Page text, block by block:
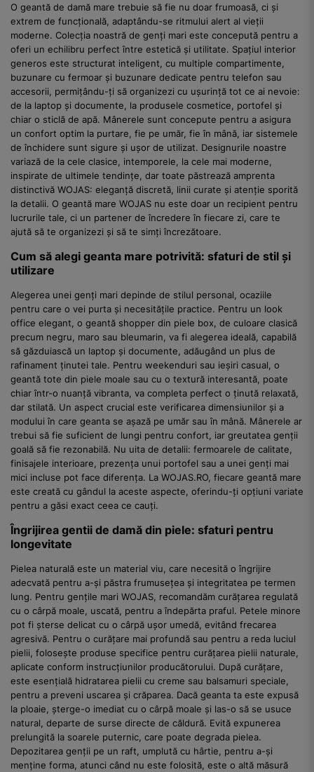
O geantă de damă mare trebuie să fie nu doar frumoasă, ci și
extrem de funcțională, adaptându-se ritmului alert al vieții
moderne. Colecția noastră de genți mari este concepută pentru a
oferi un echilibru perfect între estetică și utilitate. Spațiul interior
generos este structurat inteligent, cu multiple compartimente,
buzunare cu fermoar și buzunare dedicate pentru telefon sau
accesorii, permițându-ți să organizezi cu ușurință tot ce ai nevoie:
de la laptop și documente, la produsele cosmetice, portofel și
chiar o sticlă de apă. Mânerele sunt concepute pentru a asigura
un confort optim la purtare, fie pe umăr, fie în mână, iar sistemele
de închidere sunt sigure și ușor de utilizat. Designurile noastre
variază de la cele clasice, intemporele, la cele mai moderne,
inspirate de ultimele tendințe, dar toate păstrează amprenta
distinctivă WOJAS: eleganță discretă, linii curate și atenție sporită
la detalii. O geantă mare WOJAS nu este doar un recipient pentru
lucrurile tale, ci un partener de încredere în fiecare zi, care te
ajută să te organizezi și să te simți încrezătoare.
Cum să alegi geanta mare potrivită: sfaturi de stil și
utilizare
Alegerea unei genți mari depinde de stilul personal, ocaziile
pentru care o vei purta și necesitățile practice. Pentru un look
office elegant, o geantă shopper din piele box, de culoare clasică
precum negru, maro sau bleumarin, va fi alegerea ideală, capabilă
să găzduiască un laptop și documente, adăugând un plus de
rafinament ținutei tale. Pentru weekenduri sau ieșiri casual, o
geantă tote din piele moale sau cu o textură interesantă, poate
chiar într-o nuanță vibranta, va completa perfect o ținută relaxată,
dar stilată. Un aspect crucial este verificarea dimensiunilor și a
modului în care geanta se așază pe umăr sau în mână. Mânerele ar
trebui să fie suficient de lungi pentru confort, iar greutatea genții
goală să fie rezonabilă. Nu uita de detalii: fermoarele de calitate,
finisajele interioare, prezența unui portofel sau a unei genți mai
mici incluse pot face diferența. La WOJAS.RO, fiecare geantă mare
este creată cu gândul la aceste aspecte, oferindu-ți opțiuni variate
pentru a găsi exact ceea ce cauți.
Îngrijirea gentii de damă din piele: sfaturi pentru
longevitate
Pielea naturală este un material viu, care necesită o îngrijire
adecvată pentru a-și păstra frumusețea și integritatea pe termen
lung. Pentru gențile mari WOJAS, recomandăm curățarea regulată
cu o cârpă moale, uscată, pentru a îndepărta praful. Petele minore
pot fi șterse delicat cu o cârpă ușor umedă, evitând frecarea
agresivă. Pentru o curățare mai profundă sau pentru a reda luciul
pielii, folosește produse specifice pentru curățarea pielii naturale,
aplicate conform instrucțiunilor producătorului. După curățare,
este esențială hidratarea pielii cu creme sau balsamuri speciale,
pentru a preveni uscarea și crăparea. Dacă geanta ta este expusă
la ploaie, șterge-o imediat cu o cârpă moale și las-o să se usuce
natural, departe de surse directe de căldură. Evită expunerea
prelungită la soarele puternic, care poate degrada pielea.
Depozitarea genții pe un raft, umplută cu hârtie, pentru a-și
menține forma, atunci când nu este folosită, este o altă măsură